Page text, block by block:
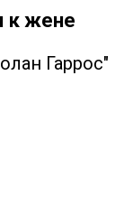
к жене
Гаррос"